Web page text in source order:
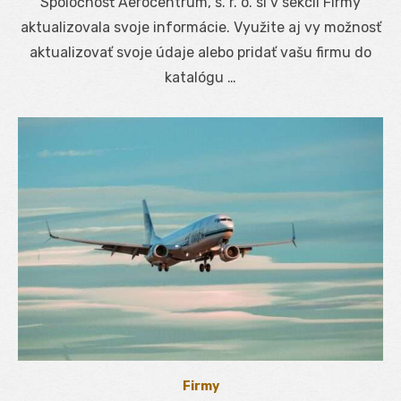
aktualizovala svoje informácie. Využite aj vy možnosť
aktualizovať svoje údaje alebo pridať vašu firmu do
katalógu …
Firmy